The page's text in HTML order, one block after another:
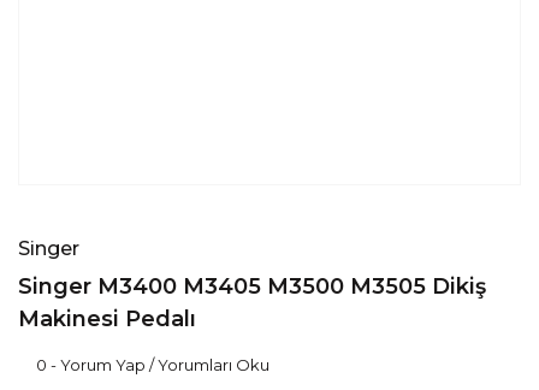
Singer
Singer M3400 M3405 M3500 M3505 Dikiş
Makinesi Pedalı
0 - Yorum Yap / Yorumları Oku